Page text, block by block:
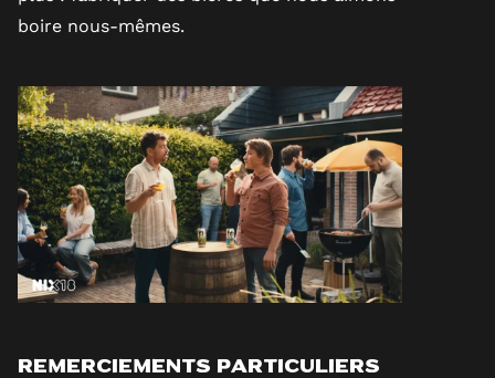
boire nous-mêmes.
Remerciements particuliers